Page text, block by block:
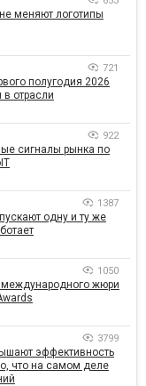
меняют логотипы
721
полугодия 2026
отрасли
922
сигналы рынка по
1387
одну и ту же
1050
жюри
3799
эффективность
что на самом деле